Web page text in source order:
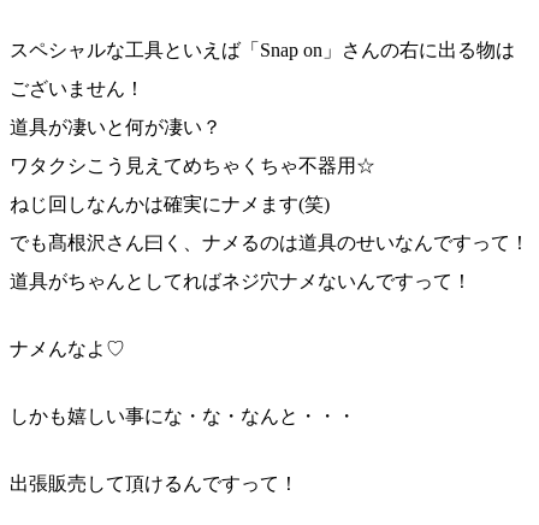
スペシャルな工具といえば「Snap on」さんの右に出る物は
ございません！
道具が凄いと何が凄い？
ワタクシこう見えてめちゃくちゃ不器用☆
ねじ回しなんかは確実にナメます(笑)
でも髙根沢さん曰く、ナメるのは道具のせいなんですって ！
道具がちゃんとしてればネジ穴ナメないんですって！
ナメんなよ♡
しかも嬉しい事にな・な・なんと・・・
出張販売して頂けるんですって！